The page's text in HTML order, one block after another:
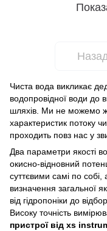
Назад
Чиста вода викликає
водопровідної води до
шляхів. Ми не можемо
характеристик потоку
проходить повз нас у
Два параметри якості
окисно-відновний
суттєвими самі по
визначення загальної
від гідропоніки до
Високу точність
пристрої від xs